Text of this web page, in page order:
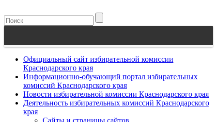
Официальный сайт избирательной комиссии
Краснодарского края
Информационно-обучающий портал избирательных
комиссий Краснодарского края
Новости избирательной комиссии Краснодарского края
Деятельность избирательных комиссий Краснодарского
края
Сайты и страницы сайтов